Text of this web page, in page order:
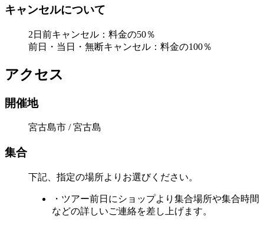
キャンセルについて
2日前キャンセル：料金の50％
前日・当日・無断キャンセル：料金の100％
アクセス
開催地
宮古島市 / 宮古島
集合
下記、指定の場所よりお選びください。
・ツアー前日にショップより集合場所や集合時間
などの詳しいご連絡を差し上げます。